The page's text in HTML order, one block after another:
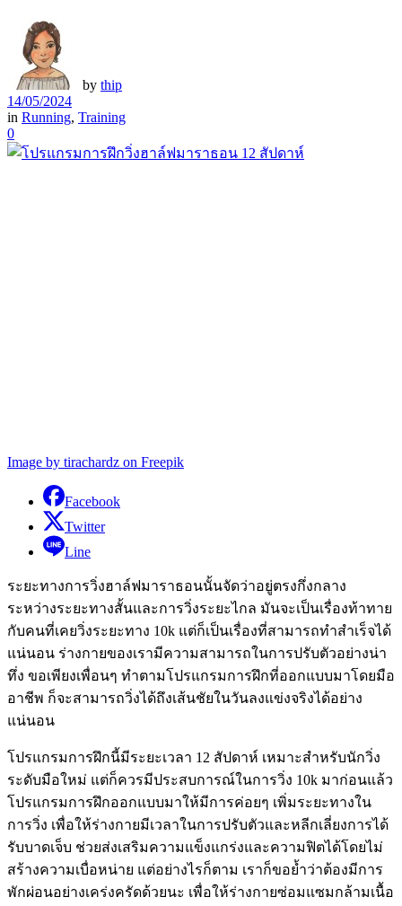
by thip
14/05/2024
in Running, Training
0
Image by tirachardz on Freepik
Facebook
Twitter
Line
ระยะทางการวิ่งฮาล์ฟมาราธอนนั้นจัดว่าอยู่ตรงกึ่งกลาง
ระหว่างระยะทางสั้นและการวิ่งระยะไกล มันจะเป็นเรื่องท้าทาย
กับคนที่เคยวิ่งระยะทาง 10k แต่ก็เป็นเรื่องที่สามารถทำสำเร็จได้
แน่นอน ร่างกายของเรามีความสามารถในการปรับตัวอย่างน่า
ทึ่ง ขอเพียงเพื่อนๆ ทำตามโปรแกรมการฝึกที่ออกแบบมาโดยมือ
อาชีพ ก็จะสามารถวิ่งได้ถึงเส้นชัยในวันลงแข่งจริงได้อย่าง
แน่นอน
โปรแกรมการฝึกนี้มีระยะเวลา 12 สัปดาห์ เหมาะสำหรับนักวิ่ง
ระดับมือใหม่ แต่ก็ควรมีประสบการณ์ในการวิ่ง 10k มาก่อนแล้ว
โปรแกรมการฝึกออกแบบมาให้มีการค่อยๆ เพิ่มระยะทางใน
การวิ่ง เพื่อให้ร่างกายมีเวลาในการปรับตัวและหลีกเลี่ยงการได้
รับบาดเจ็บ ช่วยส่งเสริมความแข็งแกร่งและความฟิตได้โดยไม่
สร้างความเบื่อหน่าย แต่อย่างไรก็ตาม เราก็ขอย้ำว่าต้องมีการ
พักผ่อนอย่างเคร่งครัดด้วยนะ เพื่อให้ร่างกายซ่อมแซมกล้ามเนื้อ